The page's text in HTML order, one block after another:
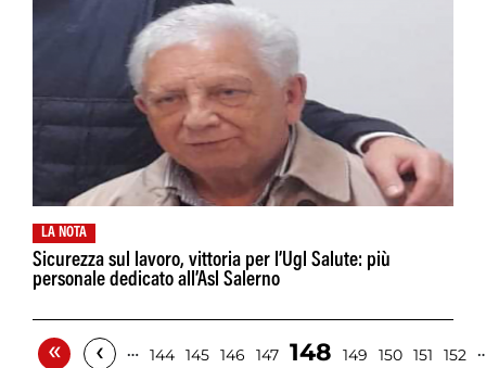
LA NOTA
Sicurezza sul lavoro, vittoria per l’Ugl Salute: più
personale dedicato all’Asl Salerno
« ‹ … 144 145 146 147 148 149 150 151 152